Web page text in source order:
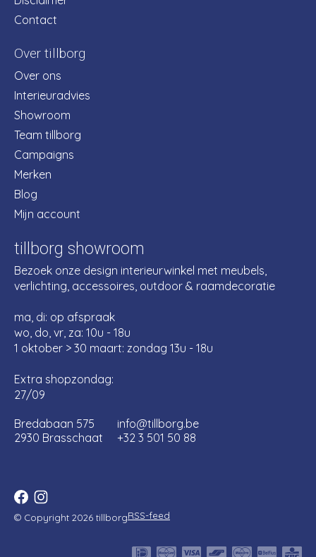
Contact
Over tillborg
Over ons
Interieuradvies
Showroom
Team tillborg
Campaigns
Merken
Blog
Mijn account
tillborg showroom
Bezoek onze design interieurwinkel met meubels,
verlichting, accessoires, outdoor & raamdecoratie
ma, di: op afspraak
wo, do, vr, za: 10u - 18u
1 oktober > 30 maart: zondag 13u - 18u
Extra shopzondag:
27/09
Bredabaan 575
2930 Brasschaat
info@tillborg.be
+32 3 501 50 88
© Copyright 2026 tillborgRSS-feed